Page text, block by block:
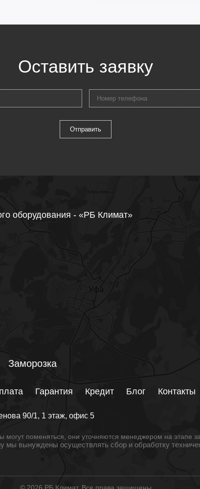
Оставить заявку
оборудования - «РБ Климат»
Заморозка
Гарантия Кредит Блог Контакты
90/1, 1 этаж, офис 5
поменяться, они уточняются менеджером на этапе
мы вынуждены осуществлять сбор и обработку